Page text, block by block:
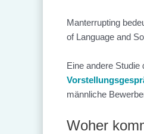
Manterrupting
of Language and
Eine andere
männliche
Woher